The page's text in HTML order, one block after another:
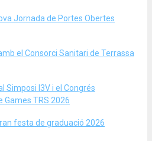
Jornada de Portes Obertes
el Consorci Sanitari de Terrassa
Simposi I3V i el Congrés
Games TRS 2026
festa de graduació 2026